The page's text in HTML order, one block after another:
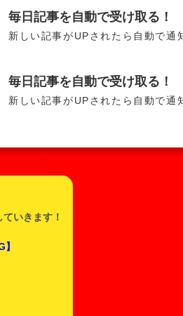
みんなで作るテニス研究所
you for comming to
いきます！
毎日記事を自動で受け取る！
新しい記事がUPされたら自動で通
毎日記事を自動で受け取る！
新しい記事がUPされたら自動で通